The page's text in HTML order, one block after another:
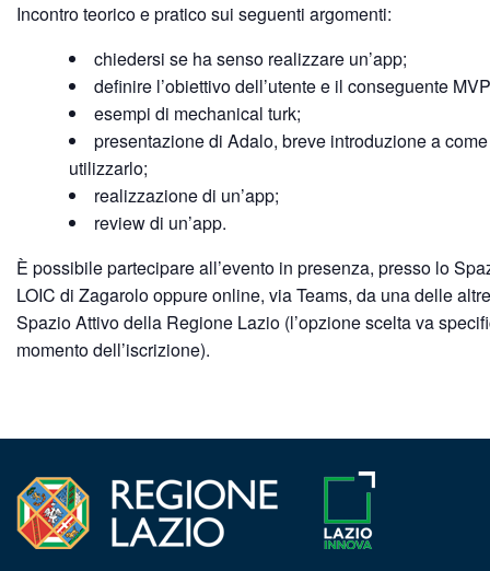
Incontro teorico e pratico sui seguenti argomenti:
chiedersi se ha senso realizzare un’app;
definire l’obiettivo dell’utente e il conseguente
esempi di mechanical turk;
presentazione di Adalo, breve introduzione a come
utilizzarlo;
realizzazione di un’app;
review di un’app.
È possibile partecipare all’evento in presenza, presso lo
LOIC di Zagarolo oppure online, via Teams, da una delle
Spazio Attivo della Regione Lazio (l’opzione scelta va
momento dell’iscrizione).